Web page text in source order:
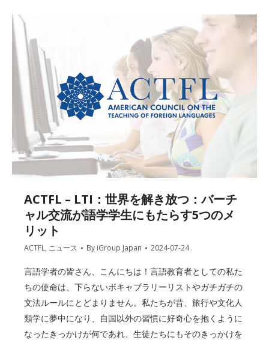
ACTFL – LTI：世界を解き放つ：バーチ
ャル交流が語学学生にもたらす5つのメ
リット
ACTFL, ニュース By iGroup Japan 2024-07-24
言語学者の皆さん、こんにちは！言語教育者としての私た
ちの使命は、下らないボキャブラリーリストやガチガチの
文法ルールにとどまりません。私たちが昔、旅行や文化人
類学に夢中になり、自国以外の習慣に好奇心を抱くように
なったきっかけが何であれ、生徒たちにもそのきっかけを